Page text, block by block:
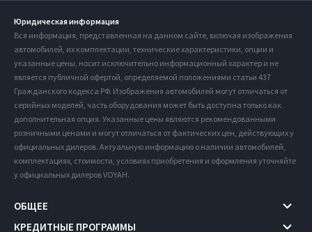
Юридическая информация
Вся информация, представленная на данном сайте, включая изображения
автомобилей, их комплектации, технические характеристики, опции и
указанные цены, носит исключительно информационный характер и не
является публичной офертой, определяемой положениями статьи 437
Гражданского кодекса РФ. Изображения автомобилей могут отличаться от
серийных моделей, часть оборудования может быть доступна только как
дополнительная опция. Указанные цены являются рекомендованными
розничными ценами и могут отличаться от фактических цен, действующих у
официальных дилеров. Актуальную информацию о наличии автомобилей,
комплектациях, стоимости, условиях приобретения и оформления уточняйте
у официальных дилеров VOYAH.
ОБЩЕЕ
КРЕДИТНЫЕ ПРОГРАММЫ